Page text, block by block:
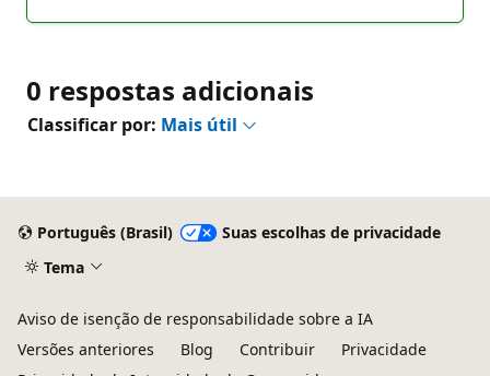
0 respostas adicionais
Classificar por: Mais útil
Português (Brasil)
Suas escolhas de privacidade
Tema
Aviso de isenção de responsabilidade sobre a IA
Versões anteriores
Blog Contribuir
Privacidade